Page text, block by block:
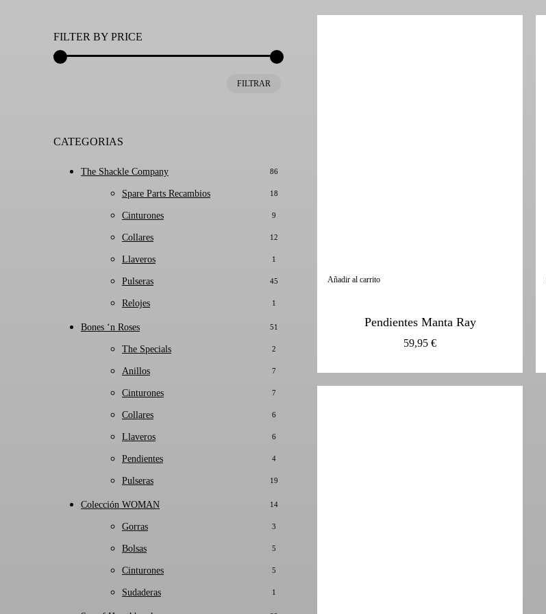
FILTER BY PRICE
FILTRAR
CATEGORIAS
The Shackle Company 86
Spare Parts Recambios 18
Cinturones 9
Collares 12
Llaveros 1
Pulseras 45
Relojes 1
Bones ‘n Roses 51
The Specials 2
Anillos 7
Cinturones 7
Collares 6
Llaveros 6
Pendientes 4
Pulseras 19
Colección WOMAN 14
Gorras 3
Bolsas 5
Cinturones 5
Sudaderas 1
Añadir al carrito
Pendientes Manta Ray
59,95€